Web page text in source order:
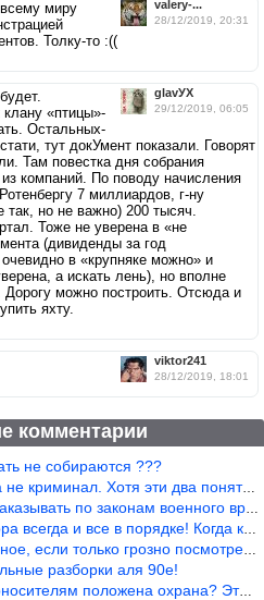
valery-...
28/12/2019, 20:31
миру
Толку-то :((
glavУХ
29/12/2019, 06:05
«птицы»-
Остальных-
тут докУмент показали. Говорят
Там повестка дня собрания
компаний. По поводу начисления
7 миллиардов, г-ну
так, но не важно) 200 тысяч.
Тоже не уверена в «не
(дивиденды за год
в «крупняке можно» и
а искать лень), но вполне
Дорогу можно построить. Отсюда и
яхту.
viktor241
28/12/2019, 18:01
комментарии
не собираются ???
Хотя эти два понятия начин
по законам военного времени, а
и все в порядке! Когда касается
только грозно посмотреть в их с
разборки аля 90е!
положена охрана? Это его зада